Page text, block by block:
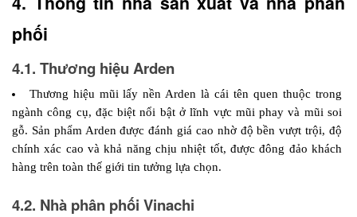
phối
4.1. Thương hiệu Arden
Thương hiệu mũi lấy nền Arden là cái tên quen thuộc trong
ngành công cụ, đặc biệt nổi bật ở lĩnh vực mũi phay và mũi soi
gỗ. Sản phẩm Arden được đánh giá cao nhờ độ bền vượt trội, độ
chính xác cao và khả năng chịu nhiệt tốt, được đông đảo khách
hàng trên toàn thế giới tin tưởng lựa chọn.
4.2. Nhà phân phối Vinachi